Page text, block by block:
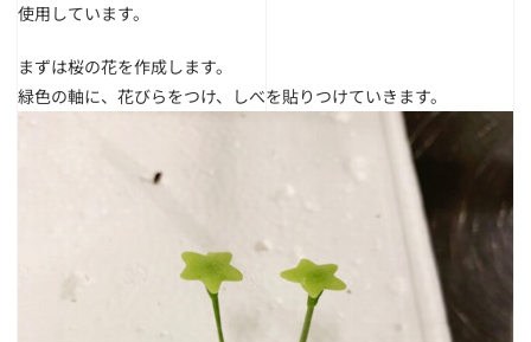
使用しています。
まずは桜の花を作成します。
緑色の軸に、花びらをつけ、しべを貼りつけていきます。